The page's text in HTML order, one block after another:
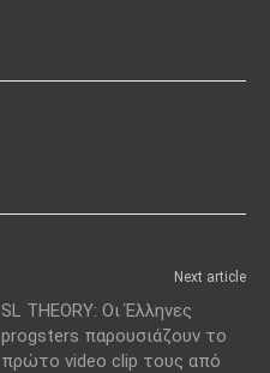
Next article
SL THEORY: Οι Έλληνες
progsters παρουσιάζουν το
πρώτο video clip τους από